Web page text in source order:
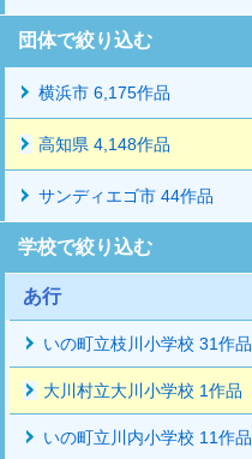
団体で絞り込む
横浜市 6,175作品
高知県 4,148作品
サンディエゴ市 44作品
学校で絞り込む
あ行
いの町立枝川小学校 31作品
大川村立大川小学校 1作品
いの町立川内小学校 11作品